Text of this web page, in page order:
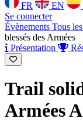
FR EN
Se connecter
Évènements Tous
blessés des Armées
Présentation
Trail
Armées